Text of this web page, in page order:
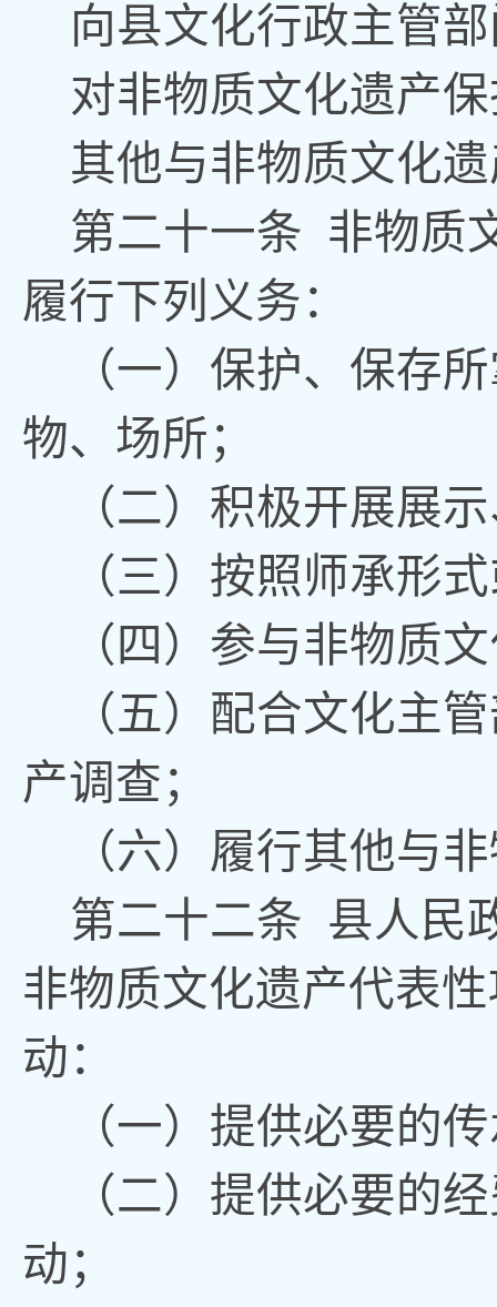
向县文化行政主管
对非物质文化遗产
其他与非物质文化
第二十一条 非物质
履行下列义务：
（一）保护、保存
物、场所；
（二）积极开展展
（三）按照师承形
（四）参与非物质
（五）配合文化主
产调查；
（六）履行其他与
第二十二条 县人民
非物质文化遗产代表
动：
（一） 提供必要的
（二） 提供必要的
动；